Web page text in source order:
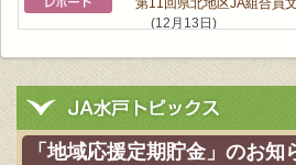
(12月13日)
女性大学〝大人の社会科見
ウオーキング教室で６㎞！
月08日)
「地域応援定期貯金」のお知